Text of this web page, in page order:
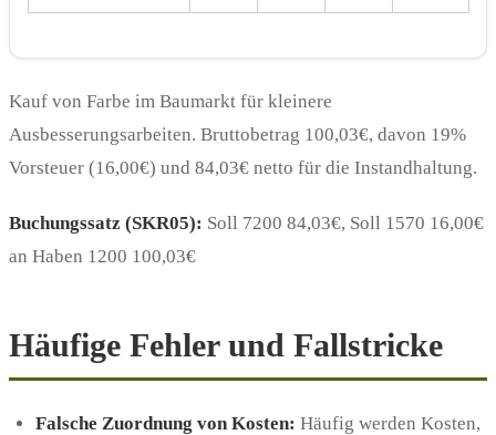
Kauf von Farbe im Baumarkt für kleinere
Ausbesserungsarbeiten. Bruttobetrag 100,03€, davon 19%
Vorsteuer (16,00€) und 84,03€ netto für die Instandhaltung.
Buchungssatz (SKR05): Soll 7200 84,03€, Soll 1570 16,00€
an Haben 1200 100,03€
Häufige Fehler und Fallstricke
Falsche Zuordnung von Kosten: Häufig werden Kosten,